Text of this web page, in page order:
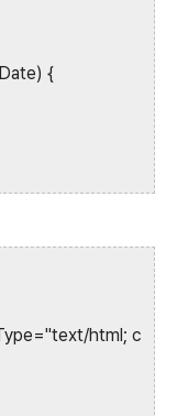
{
html; c